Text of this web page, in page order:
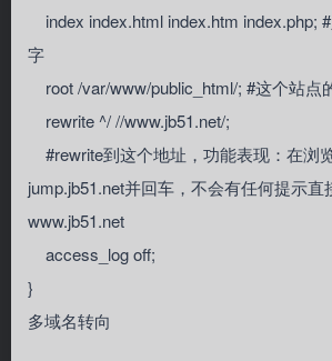
index index.html index.htm index.php;
字
root /var/www/public_html/; #这个站点
rewrite ^/ //www.jb51.net/;
#rewrite到这个地址，功能表现：在浏
jump.jb51.net并回车，不会有任何提示直
www.jb51.net
access_log off;
}
多域名转向